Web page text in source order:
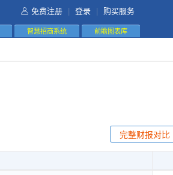
免费注册 登录 购买服务
智慧招商系统 前瞻图表库
完整财报对比